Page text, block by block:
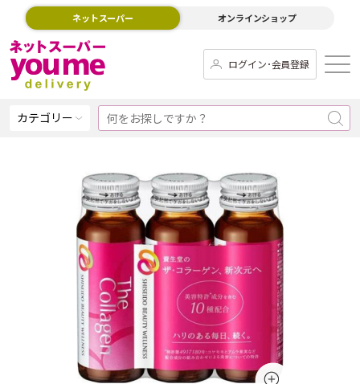
ネットスーパー オンラインショップ
ログイン･会員登録
カテゴリー